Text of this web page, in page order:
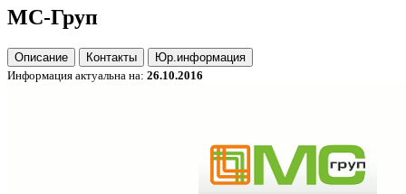
МС-Груп
Описание Контакты
Юр.информация
Информация актуальна на: 26.10.2016